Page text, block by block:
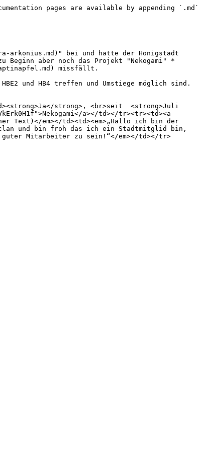
pages are available by appending `.md`
arkonius.md)" bei und hatte der Honigstadt
Beginn aber noch das Projekt "Nekogami" *
missfällt.
und HB4 treffen und Umstiege möglich sind.
strong>, <br>seit  <strong>Juli
a></td></tr><tr><td><a
Text)</em></td><td><em>„Hallo ich bin der
und bin froh das ich ein Stadtmitglid bin,
Mitarbeiter zu sein!“</em></td></tr>